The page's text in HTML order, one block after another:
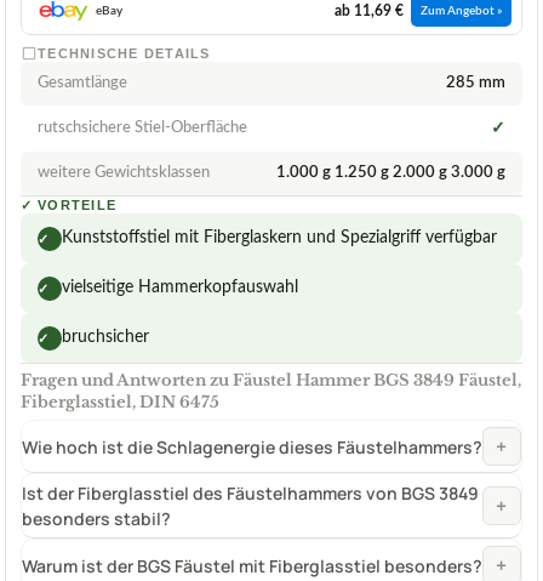
eBay ab 11,69 € Zum Angebot »
TECHNISCHE DETAILS
Gesamtlänge 285 mm
rutschsichere Stiel-Oberfläche ✓
weitere Gewichtsklassen 1.000 g 1.250 g 2.000 g 3.000 g
✓ VORTEILE
✓ Kunststoffstiel mit Fiberglaskern und Spezialgriff verfügbar
✓ vielseitige Hammerkopfauswahl
✓ bruchsicher
Fragen und Antworten zu Fäustel Hammer BGS 3849 Fäustel,
Fiberglasstiel, DIN 6475
Wie hoch ist die Schlagenergie dieses Fäustelhammers? +
Ist der Fiberglasstiel des Fäustelhammers von BGS 3849
besonders stabil?
+
Warum ist der BGS Fäustel mit Fiberglasstiel besonders? +